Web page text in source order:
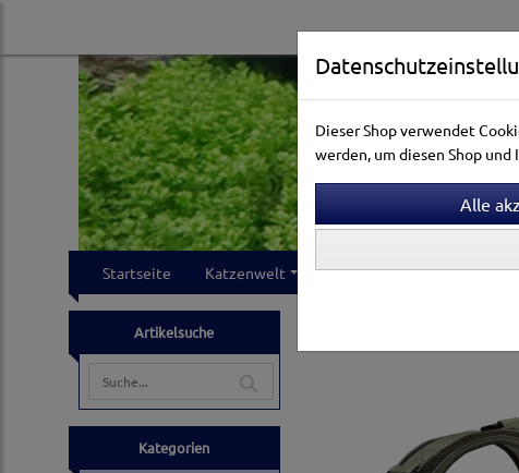
Startseite Katzenwelt Hundewelt
Artikelsuche
Kategorien
Dieser Shop verwendet
werden, um diesen Shop und